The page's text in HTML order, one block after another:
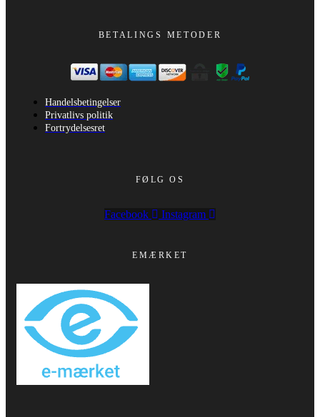
BETALINGS METODER
Handelsbetingelser
Privatlivs politik
Fortrydelsesret
FØLG OS
Facebook Instagram
EMÆRKET